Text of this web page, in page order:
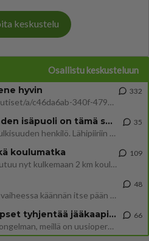
keskustelu
Osallistu keskusteluun
hyvin
https://www.iltalehti.fi/viihdeuutiset/a/c46da6ab-340f-4790-aaa7-0865eed2336 Yrityksen konkurssihakemus on tullut kärä
332
Tiesitkö? Martina Aitolehden isäpuoli on tämä suosittu laulaja
Martina Aitolehti on seurattu julkisuuden henkilö. Lähipiiriin mahtuu muitakin tunnettuja henkilöitä. Tiesitkö, että Ma
35
koulumatka
Hesarissa päivitellään lapset joutuu nyt kulkemaan 2 km kouluun jösses. Ruostefillarilla tuo matka menee vaikka miten äk
109
Mutta mies vain tuijottaa, siinä vaiheessa käännän itse pään pois. Mikä juttu? Yleensä jos joku tuijottaa tai katsoo, hä
48
Uusioperheen aikuiset lapset tyhjentää jääkaapin käydessään
Miten selvittäisitte seuraavan ongelman, meillä on uusioperhe, minulla teini-ikäiset lapset ja puolisolla aikuiset, jotk
66